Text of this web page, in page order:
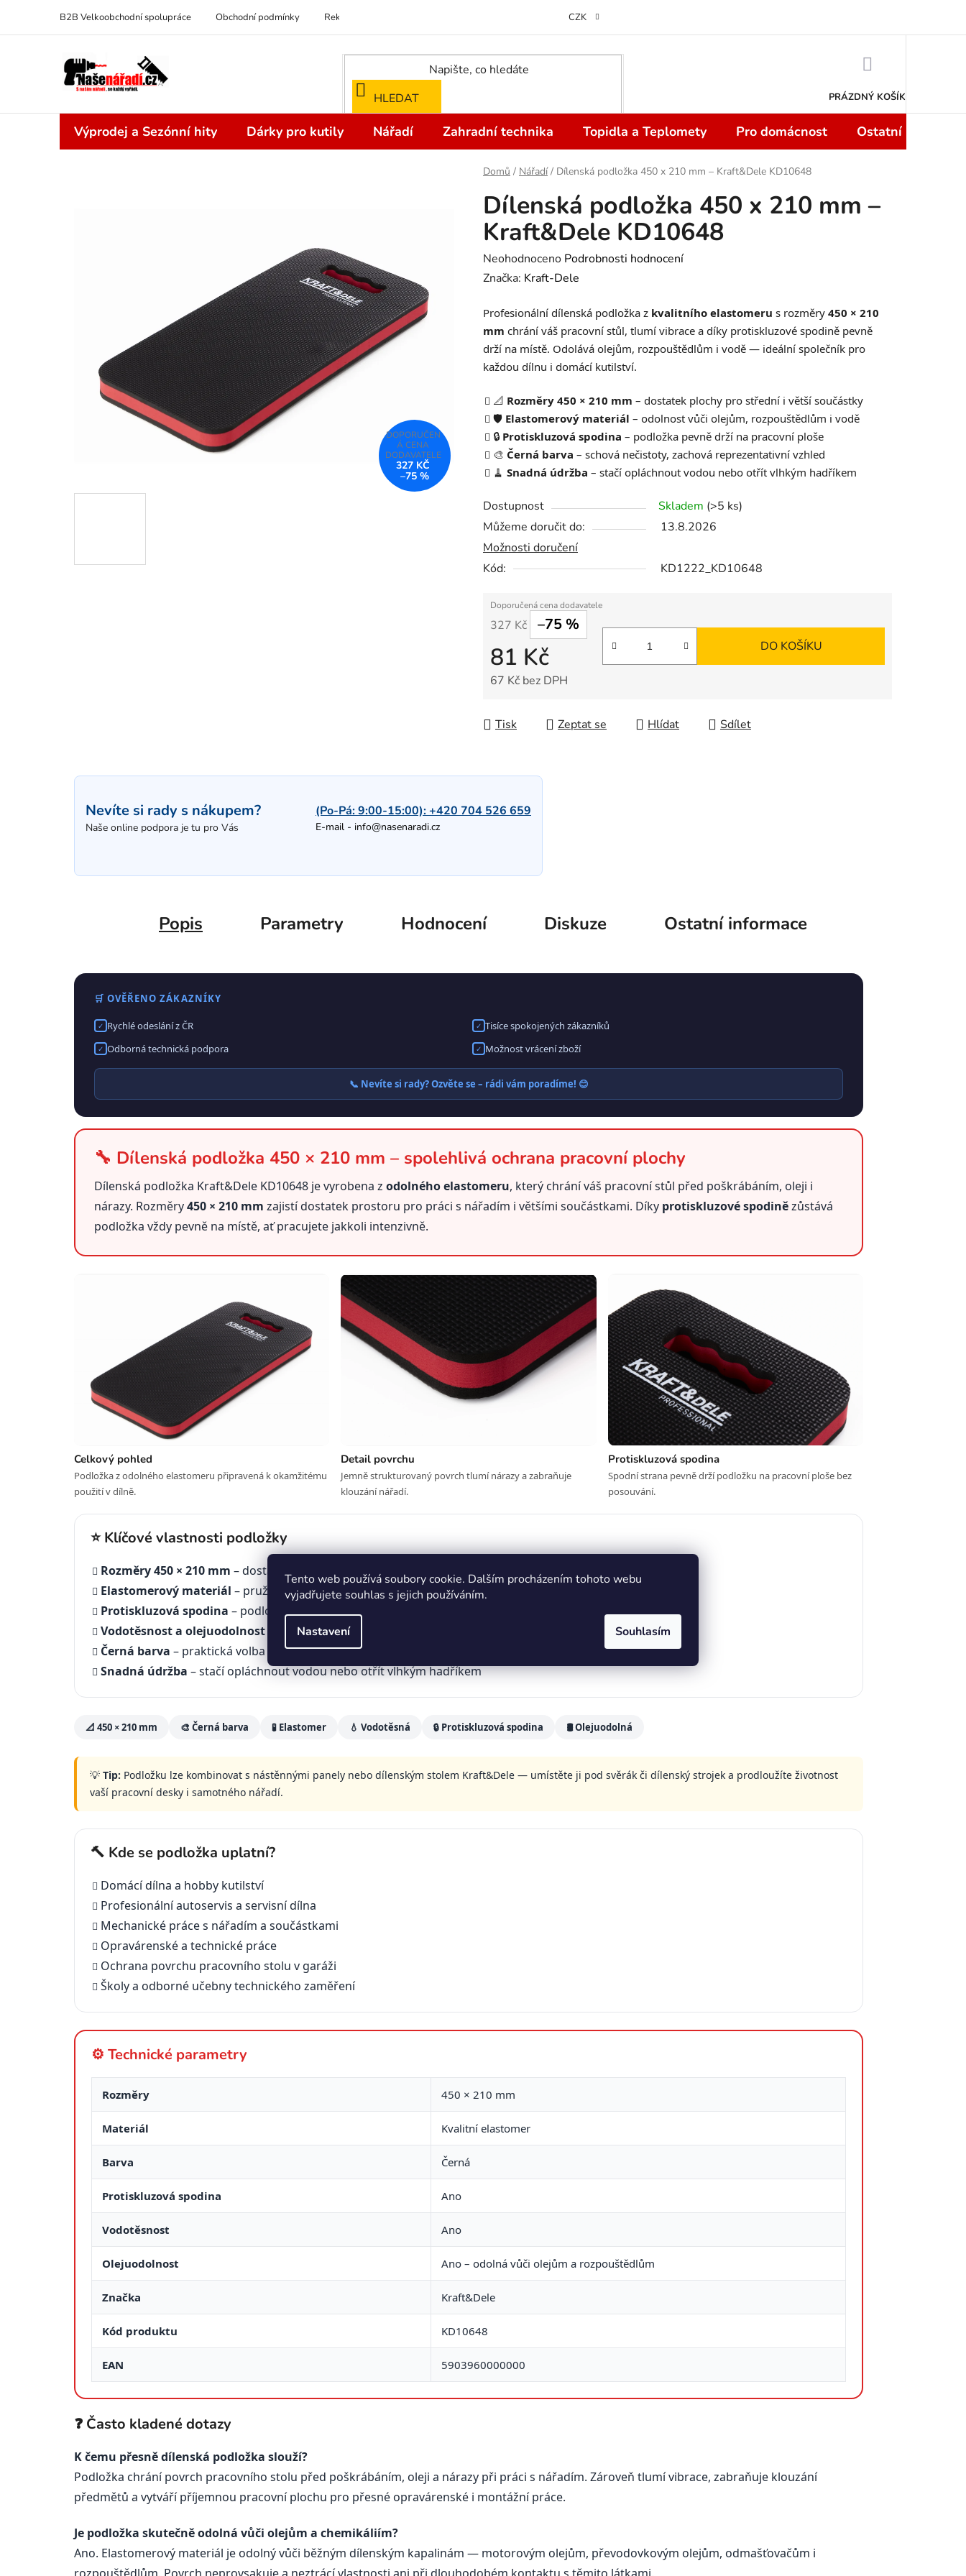
Tento web používá soubory cookie. Dalším procházením tohoto webu
vyjadřujete souhlas s jejich používáním.
Nastavení Souhlasím
obsah
B2B Velkoobchodní spolupráce Obchodní podmínky Reklamace Odstoupení od kupní smlouvy do 14 dní
CZK
HLEDAT PRÁZDNÝ KOŠÍK
Výprodej a Sezónní hity Dárky pro kutily Nářadí Zahradní technika Topidla a Teplomety Pro domácnost Ostatní
Domů / Nářadí / Dílenská podložka 450 x 210 mm – Kraft&Dele KD10648
Dílenská podložka 450 x 210 mm –
Kraft&Dele KD10648
Průměrné
hodnocení
je
0,0
z
5
hvězdiček.
Neohodnoceno Podrobnosti hodnocení
Značka: Kraft-Dele
Profesionální dílenská podložka z kvalitního elastomeru s rozměry 450 × 210
mm chrání váš pracovní stůl, tlumí vibrace a díky protiskluzové spodině pevně
drží na místě. Odolává olejům, rozpouštědlům i vodě — ideální společník pro
každou dílnu i domácí kutilství.
📐 Rozměry 450 × 210 mm – dostatek plochy pro střední i větší součástky
🛡️ Elastomerový materiál – odolnost vůči olejům, rozpouštědlům i vodě
🔒 Protiskluzová spodina – podložka pevně drží na pracovní ploše
🎨 Černá barva – schová nečistoty, zachová reprezentativní vzhled
🧹 Snadná údržba – stačí opláchnout vodou nebo otřít vlhkým hadříkem
Dostupnost Skladem (>5 ks)
Můžeme doručit do:
13.8.2026
Možnosti doručení
Kód:
KD1222_KD10648
327 Kč –75 %
81 Kč
67 Kč bez DPH
DO KOŠÍKU
Tisk Zeptat se Hlídat Sdílet
327 KČ
–75 %
Nevíte si rady s nákupem?
Naše online podpora je tu pro Vás
(Po-Pá: 9:00-15:00):+420 704 526 659
E-mail - info@nasenaradi.cz
Popis Parametry Hodnocení Diskuze Ostatní informace
🛒 OVĚŘENO ZÁKAZNÍKY
✓ Rychlé odeslání z ČR ✓ Tisíce spokojených zákazníků
✓ Odborná technická podpora ✓ Možnost vrácení zboží
📞 Nevíte si rady? Ozvěte se – rádi vám poradíme! 😊
🔧 Dílenská podložka 450 × 210 mm – spolehlivá ochrana pracovní plochy
Dílenská podložka Kraft&Dele KD10648 je vyrobena z odolného elastomeru, který chrání váš pracovní stůl před poškrábáním, oleji i
nárazy. Rozměry450 × 210 mm zajistí dostatek prostoru pro práci s nářadím i většími součástkami. Díky protiskluzové spodinězůstává
podložka vždy pevně na místě, ať pracujete jakkoli intenzivně.
Celkový pohled
Podložka z odolného elastomeru připravená k okamžitému
použití v dílně.
Detail povrchu
Jemně strukturovaný povrch tlumí nárazy a zabraňuje
klouzání nářadí.
Protiskluzová spodina
Spodní strana pevně drží podložku na pracovní ploše bez
posouvání.
⭐ Klíčové vlastnosti podložky
Rozměry 450 × 210 mm – dostatečná plocha pro komfortní práci s různými předměty a součástkami
Elastomerový materiál – pružný, houževnatý a odolný vůči olejům, rozpouštědlům i vodě
Protiskluzová spodina – podložka pevně drží na místě, nepojíždí ani při usilovné práci
Vodotěsnost a olejuodolnost – povrch neprovsakuje kapaliny, chrání pracovní stůl
Černá barva – praktická volba do dílny, méně viditelné opotřebení a znečištění
Snadná údržba – stačí opláchnout vodou nebo otřít vlhkým hadříkem
📐 450 × 210 mm 🎨 Černá barva 🧪 Elastomer 💧 Vodotěsná 🔒 Protiskluzová spodina 🛢️ Olejuodolná
💡 Tip: Podložku lze kombinovat s nástěnnými panely nebo dílenským stolem Kraft&Dele — umístěte ji pod svěrák či dílenský strojek a prodloužíte životnost
vaší pracovní desky i samotného nářadí.
🔨 Kde se podložka uplatní?
Domácí dílna a hobby kutilství
Profesionální autoservis a servisní dílna
Mechanické práce s nářadím a součástkami
Opravárenské a technické práce
Ochrana povrchu pracovního stolu v garáži
Školy a odborné učebny technického zaměření
⚙️ Technické parametry
Rozměry 450 × 210 mm
Materiál Kvalitní elastomer
Barva Černá
Protiskluzová spodina Ano
Vodotěsnost Ano
Olejuodolnost Ano – odolná vůči olejům a rozpouštědlům
Značka Kraft&Dele
Kód produktu KD10648
EAN 5903960000000
❓ Často kladené dotazy
K čemu přesně dílenská podložka slouží?
Podložka chrání povrch pracovního stolu před poškrábáním, oleji a nárazy při práci s nářadím. Zároveň tlumí vibrace, zabraňuje klouzání
předmětů a vytváří příjemnou pracovní plochu pro přesné opravárenské i montážní práce.
Je podložka skutečně odolná vůči olejům a chemikáliím?
Ano. Elastomerový materiál je odolný vůči běžným dílenským kapalinám — motorovým olejům, převodovkovým olejům, odmašťovačům i